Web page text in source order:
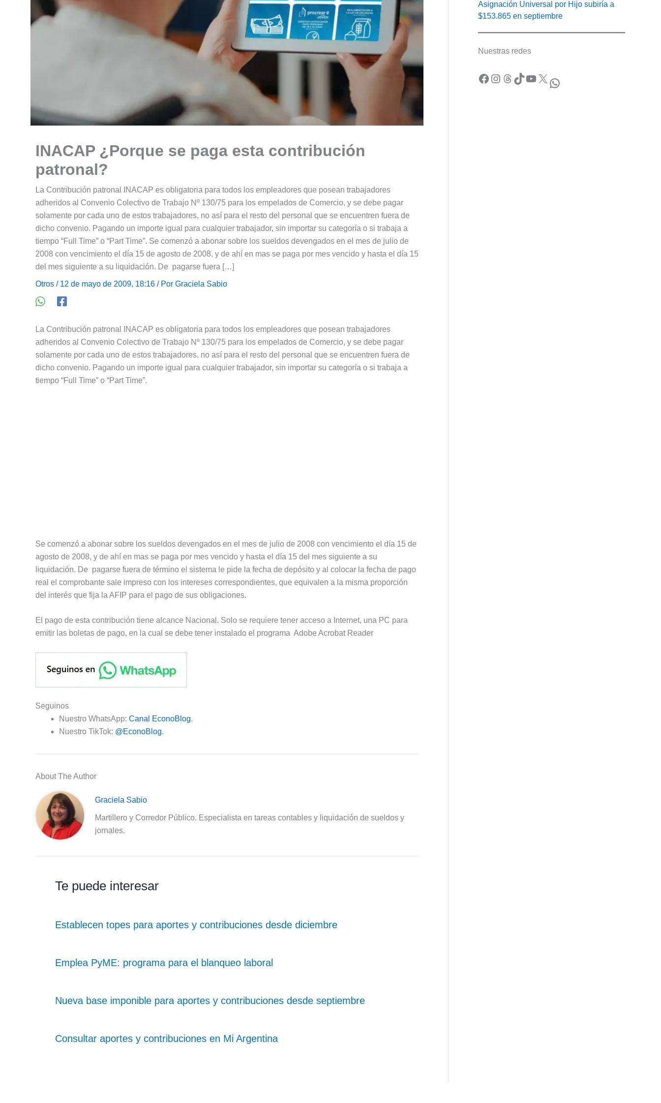
INACAP ¿Porque se paga esta contribución
patronal?
La Contribución patronal INACAP es obligatoria para todos los empleadores que posean trabajadores
adheridos al Convenio Colectivo de Trabajo Nº 130/75 para los empelados de Comercio, y se debe pagar
solamente por cada uno de estos trabajadores, no así para el resto del personal que se encuentren fuera de
dicho convenio. Pagando un importe igual para cualquier trabajador, sin importar su categoría o si trabaja a
tiempo “Full Time” o “Part Time”. Se comenzó a abonar sobre los sueldos devengados en el mes de julio de
2008 con vencimiento el día 15 de agosto de 2008, y de ahí en mas se paga por mes vencido y hasta el día 15
del mes siguiente a su liquidación. De pagarse fuera […]
Otros / 12 de mayo de 2009, 18:16 / Por Graciela Sabio
La Contribución patronal INACAP es obligatoria para todos los empleadores que posean trabajadores
adheridos al Convenio Colectivo de Trabajo Nº 130/75 para los empelados de Comercio, y se debe pagar
solamente por cada uno de estos trabajadores, no así para el resto del personal que se encuentren fuera de
dicho convenio. Pagando un importe igual para cualquier trabajador, sin importar su categoría o si trabaja a
tiempo “Full Time” o “Part Time”.
Se comenzó a abonar sobre los sueldos devengados en el mes de julio de 2008 con vencimiento el día 15 de
agosto de 2008, y de ahí en mas se paga por mes vencido y hasta el día 15 del mes siguiente a su
liquidación. De pagarse fuera de término el sistema le pide la fecha de depósito y al colocar la fecha de pago
real el comprobante sale impreso con los intereses correspondientes, que equivalen a la misma proporción
del interés que fija la AFIP para el pago de sus obligaciones.
El pago de esta contribución tiene alcance Nacional. Solo se requiere tener acceso a Internet, una PC para
emitir las boletas de pago, en la cual se debe tener instalado el programa Adobe Acrobat Reader
Seguinos
Nuestro WhatsApp: Canal EconoBlog.
Nuestro TikTok: @EconoBlog.
About The Author
Graciela Sabio
Martillero y Corredor Público. Especialista en tareas contables y liquidación de sueldos y
jornales.
Te puede interesar
Establecen topes para aportes y contribuciones desde diciembre
Emplea PyME: programa para el blanqueo laboral
Nueva base imponible para aportes y contribuciones desde septiembre
Consultar aportes y contribuciones en Mi Argentina
Asignación Universal por Hijo subiría a
$153.865 en septiembre
Nuestras redes
Facebook Instagram Threads TikTok YouTube X WhatsApp